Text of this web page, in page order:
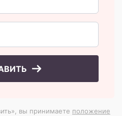
вы принимаете положение